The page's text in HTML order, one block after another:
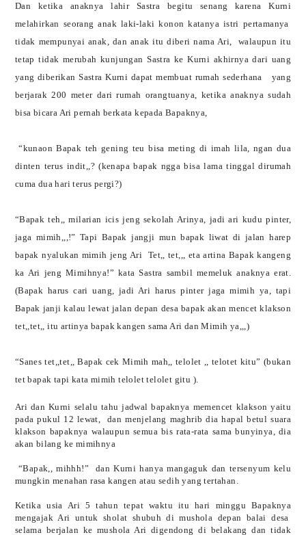
Dan ketika anaknya lahir Sastra begitu senang karena Kurni
melahirkan seorang anak laki-laki konon katanya istri pertamanya
tidak mempunyai anak, dan anak itu diberi nama Ari,
walaupun itu
tetap tidak merubah kunjungan Sastra ke Kurni akhirnya dari uang
yang diberikan Sastra Kurni dapat membuat rumah sederhana
yang
berjarak 200 meter dari rumah orangtuanya, ketika anaknya sudah
bisa bicara Ari pernah berkata kepada Bapaknya,
“kunaon Bapak teh gening teu bisa meting di imah lila, ngan dua
dinten terus indit,,? (kenapa bapak ngga bisa lama tinggal dirumah
cuma dua hari terus pergi?)
“Bapak teh,, milarian icis jeng sekolah Arinya, jadi ari kudu pinter,
jaga mimih,,,!” Tapi Bapak jangji mun bapak liwat di jalan harep
bapak nyalukan mimih jeng Ari Tet,, tet,,, eta artina Bapak kangeng
ka Ari jeng Mimihnya!” kata Sastra sambil memeluk anaknya erat.
(Bapak harus cari uang, jadi Ari harus pinter jaga mimih ya, tapi
Bapak janji kalau lewat jalan depan desa bapak akan mencet klakson
tet,,tet,, itu artinya bapak kangen sama Ari dan Mimih ya,,,)
“Sanes tet,,tet,, Bapak cek Mimih mah,, telolet ,, telotet kitu” (bukan
tet bapak tapi kata mimih telolet telolet gitu ).
Ari dan Kurni selalu tahu jadwal bapaknya memencet klakson yaitu
pada pukul 12 lewat,
dan menjelang maghrib dia hapal betul suara
klakson bapaknya walaupun semua bis rata-rata sama bunyinya, dia
akan bilang ke mimihnya
“Bapak,, mihhh!”
dan Kurni hanya mangaguk dan tersenyum kelu
mungkin menahan rasa kangen atau sedih yang tertahan.
Ketika usia Ari 5 tahun tepat waktu itu hari minggu Bapaknya
mengajak Ari untuk sholat shubuh di mushola depan balai desa
selama berjalan ke mushola Ari digendong di belakang dan tidak